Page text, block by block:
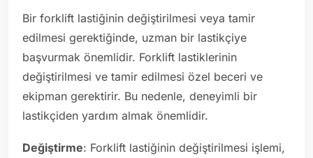
Bir forklift lastiğinin değiştirilmesi veya tamir
edilmesi gerektiğinde, uzman bir lastikçiye
başvurmak önemlidir. Forklift lastiklerinin
değiştirilmesi ve tamir edilmesi özel beceri ve
ekipman gerektirir. Bu nedenle, deneyimli bir
lastikçiden yardım almak önemlidir.
Değiştirme: Forklift lastiğinin değiştirilmesi işlemi,